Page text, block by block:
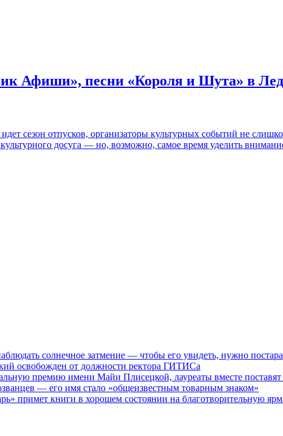
Афиши», песни «Короля и Шута» в
сезон отпусков, организаторы культурных событий не
досуга — но, возможно, самое время уделить
солнечное затмение — чтобы его увидеть, нужно
освобожден от должности ректора ГИТИСа
премию имени Майи Плисецкой, лауреаты вместе поставят
— его имя стало «общеизвестным товарным знаком»
примет книги в хорошем состоянии на благотворительную